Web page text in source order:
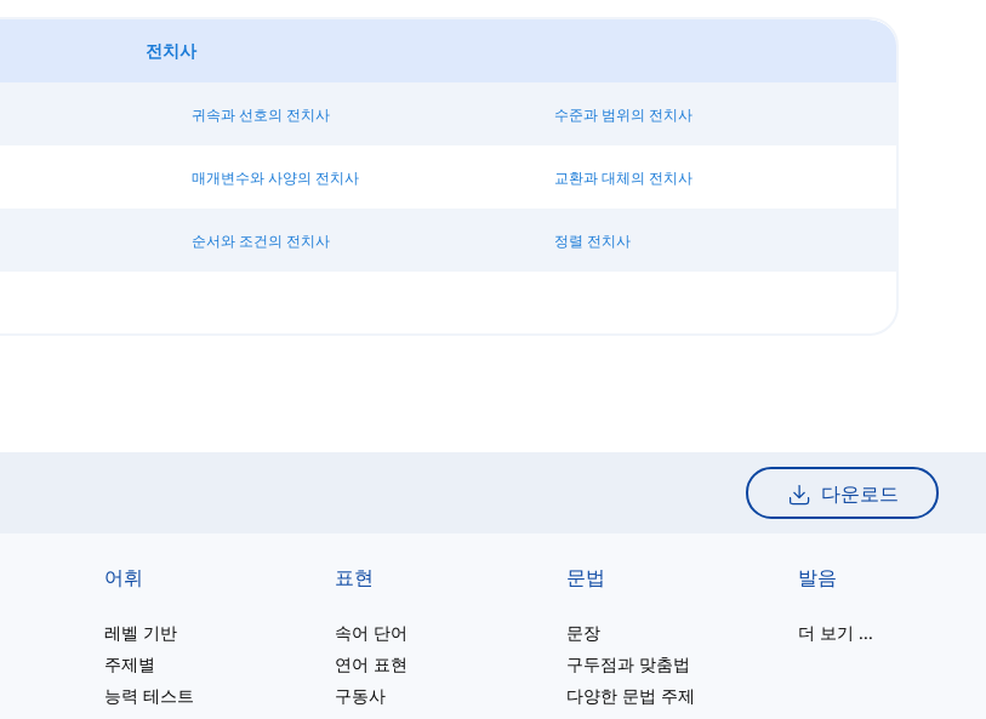
전치사
귀속과 선호의 전치사 수준과 범위의 전치사
매개변수와 사양의 전치사 교환과 대체의 전치사
순서와 조건의 전치사 정렬 전치사
다운로드
어휘
레벨 기반
주제별
능력 테스트
표현
속어 단어
연어 표현
구동사
문법
문장
구두점과 맞춤법
다양한 문법 주제
발음
더 보기 ...